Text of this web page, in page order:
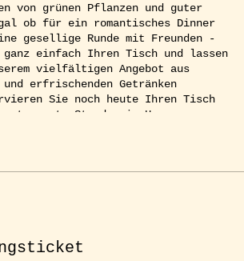
von grünen Pflanzen und guter
ob für ein romantisches Dinner
gesellige Runde mit Freunden -
einfach Ihren Tisch und lassen
vielfältigen Angebot aus
erfrischenden Getränken
Sie noch heute Ihren Tisch
Stunden im Herzen von